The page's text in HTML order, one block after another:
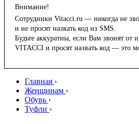
Внимание!
Сотрудники Vitacci.ru — никогда не
и не просят назвать код из SMS.
Будьте аккуратны, если Вам звонят от
VITACCI и просят назвать код — это
Главная ›
Женщинам ›
Обувь ›
Туфли ›